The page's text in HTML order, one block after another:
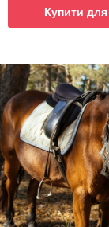
Купити